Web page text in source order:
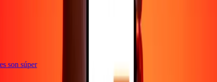
son súper